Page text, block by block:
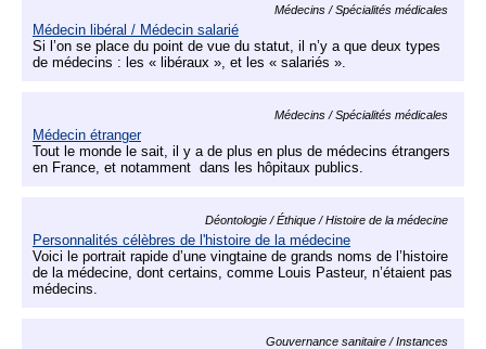
Médecins / Spécialités médicales
Médecin libéral / Médecin salarié
Si l’on se place du point de vue du statut, il n’y a que deux types
de médecins : les « libéraux », et les « salariés ».
Médecins / Spécialités médicales
Médecin étranger
Tout le monde le sait, il y a de plus en plus de médecins étrangers
en France, et notamment dans les hôpitaux publics.
Déontologie / Éthique / Histoire de la médecine
Personnalités célèbres de l'histoire de la médecine
Voici le portrait rapide d’une vingtaine de grands noms de l’histoire
de la médecine, dont certains, comme Louis Pasteur, n’étaient pas
médecins.
Gouvernance sanitaire / Instances